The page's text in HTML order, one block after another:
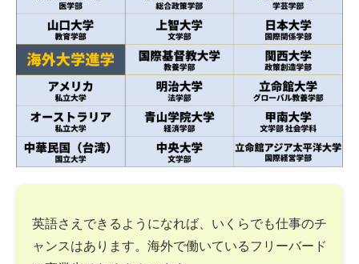
英語さえできるようになれば、いくらでも仕事のチ
ャンスはあります。海外で働いているフリーバード